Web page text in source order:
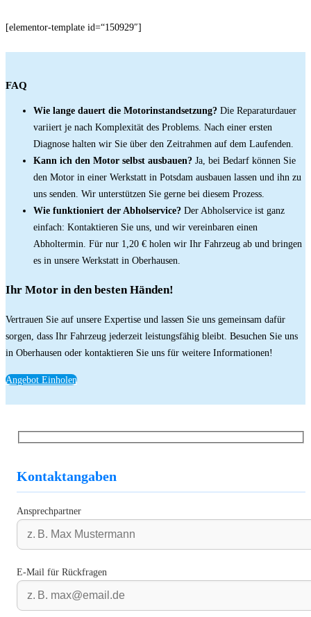
[elementor-template id=“150929″]
FAQ
Wie lange dauert die Motorinstandsetzung? Die Reparaturdauer
variiert je nach Komplexität des Problems. Nach einer ersten
Diagnose halten wir Sie über den Zeitrahmen auf dem Laufenden.
Kann ich den Motor selbst ausbauen? Ja, bei Bedarf können Sie
den Motor in einer Werkstatt in Potsdam ausbauen lassen und ihn zu
uns senden. Wir unterstützen Sie gerne bei diesem Prozess.
Wie funktioniert der Abholservice? Der Abholservice ist ganz
einfach: Kontaktieren Sie uns, und wir vereinbaren einen
Abholtermin. Für nur 1,20 € holen wir Ihr Fahrzeug ab und bringen
es in unsere Werkstatt in Oberhausen.
Ihr Motor in den besten Händen!
Vertrauen Sie auf unsere Expertise und lassen Sie uns gemeinsam dafür
sorgen, dass Ihr Fahrzeug jederzeit leistungsfähig bleibt. Besuchen Sie uns
in Oberhausen oder kontaktieren Sie uns für weitere Informationen!
Angebot Einholen
Kontaktangaben
Ansprechpartner
E-Mail für Rückfragen